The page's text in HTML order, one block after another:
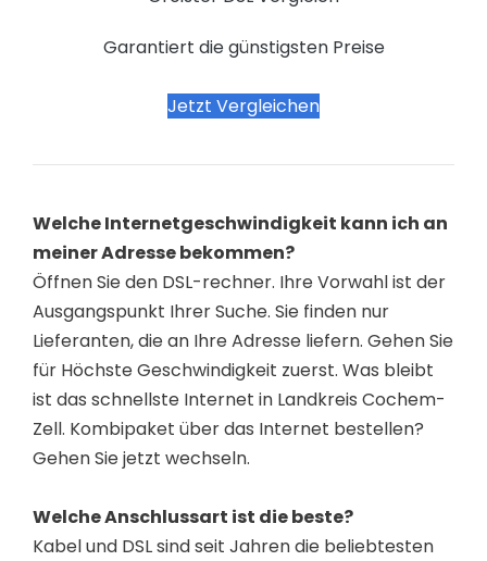
Garantiert die günstigsten Preise
Jetzt Vergleichen
Welche Internetgeschwindigkeit kann ich an
meiner Adresse bekommen?
Öffnen Sie den DSL-rechner. Ihre Vorwahl ist der
Ausgangspunkt Ihrer Suche. Sie finden nur
Lieferanten, die an Ihre Adresse liefern. Gehen Sie
für Höchste Geschwindigkeit zuerst. Was bleibt
ist das schnellste Internet in Landkreis Cochem-
Zell. Kombipaket über das Internet bestellen?
Gehen Sie jetzt wechseln.
Welche Anschlussart ist die beste?
Kabel und DSL sind seit Jahren die beliebtesten